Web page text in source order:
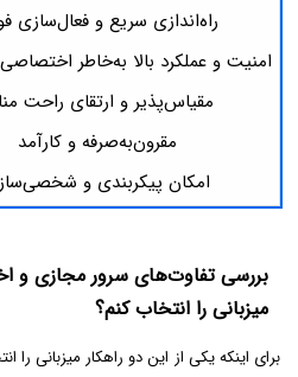
راه‌اندازی سریع و فعال‌سازی
امنیت و عملکرد بالا به‌خاطر
مقیاس‌پذیر و ارتقای راحت
مقرون‌به‌صرفه و کارآمد
امکان پیکربندی و
بررسی تفاوت‌های سرور مجازی و
میزبانی را انتخاب کنم؟
برای اینکه یکی از این دو راهکار میزبانی را